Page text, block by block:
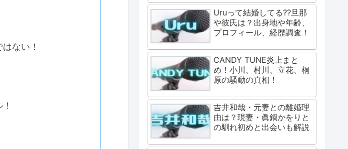
ない！
Uruって結婚してる??旦那
や彼氏は？出身地や年齢、
プロフィール、経歴調査！
CANDY TUNE炎上まと
め！小川、村川、立花、桐
原の騒動の真相！
吉井和哉・元妻との離婚理
由は？現妻・眞鍋かをりと
の馴れ初めと出会いも解説